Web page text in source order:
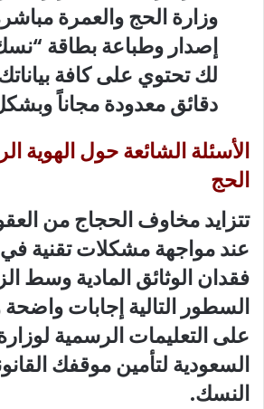
وزارة الحج والعمرة
إصدار وطباعة بطاقة
لك تحتوي على كافة
دقائق معدودة مجاناً
الأسئلة الشائعة حول الهوية
الحج
تتزايد مخاوف الحجاج من
عند مواجهة مشكلات تقنية في
فقدان الوثائق المادية وسط
السطور التالية إجابات
على التعليمات الرسمية
السعودية لتأمين موقفك
النسك.